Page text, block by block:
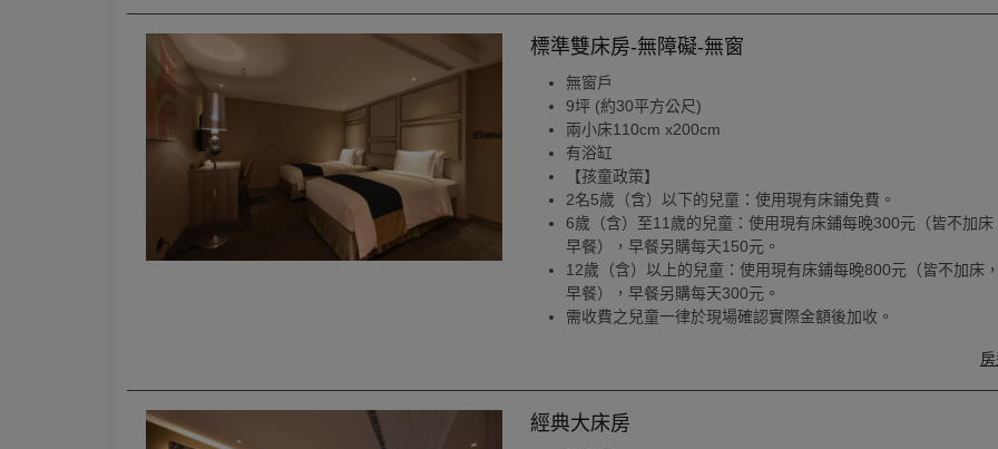
標準雙床房-無障礙-無窗
無窗戶
9坪 (約30平方公尺)
兩小床110cm x200cm
有浴缸
【孩童政策】
2名5歲（含）以下的兒童：使用現有床鋪免費。
6歲（含）至11歲的兒童：使用現有床鋪每晚300元（皆不加床
早餐），早餐另購每天150元。
12歲（含）以上的兒童：使用現有床鋪每晚800元（皆不加床
早餐），早餐另購每天300元。
需收費之兒童一律於現場確認實際金額後加收。
經典大床房